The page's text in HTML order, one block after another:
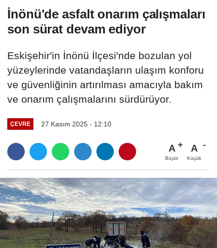
İnönü'de asfalt onarım çalışmaları
son sürat devam ediyor
Eskişehir'in İnönü İlçesi'nde bozulan yol
yüzeylerinde vatandaşların ulaşım konforu
ve güvenliğinin artırılması amacıyla bakım
ve onarım çalışmalarını sürdürüyor.
ÇEVRE 27 Kasım 2025 - 12:10
A
Büyüt
A
Küçült